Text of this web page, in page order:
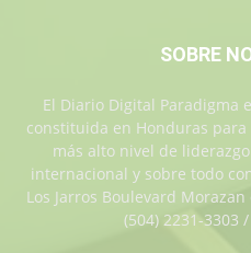
SOBRE
El Diario Digital Paradigma
constituida en Honduras
más alto nivel de
internacional y sobre todo
Los Jarros Boulevard
(504) 2231-3303